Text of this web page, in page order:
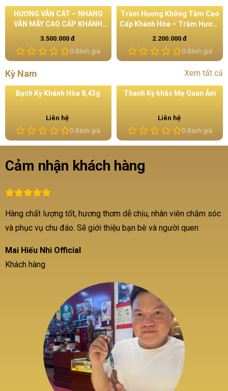
HƯƠNG VÂN CÁT – NHANG
VÂN MÂY CAO CẤP KHÁNH
3.500.000 đ
0 đánh giá
Trầm Hương Không Tăm Cao
Cấp Khánh Hòa – Trầm Hương
khói, hương thanh ấm
2.200.000 đ
0 đánh giá
Kỳ Nam Xem tất cả
Bạch Kỳ Khánh Hòa 8,43g
Liên hệ
0 đánh giá
Thanh Kỳ khắc Mẹ Quan Âm
Liên hệ
0 đánh giá
Cảm nhận khách hàng
Hàng chất lượng tốt, hương thơm dễ chịu, nhân viên chăm sóc
và phục vụ chu đáo. Sẽ giới thiệu bạn bè và người quen
Mai Hiếu Nhi Official
Khách hàng